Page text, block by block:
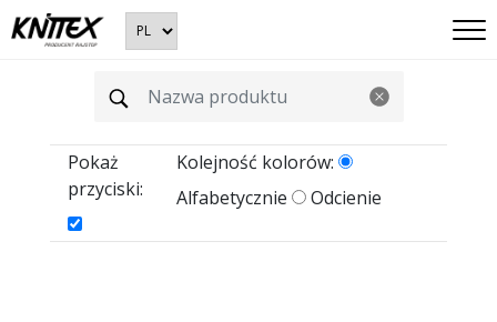
Pokaż
przyciski:
Kolejność kolorów:
Alfabetycznie
Odcienie